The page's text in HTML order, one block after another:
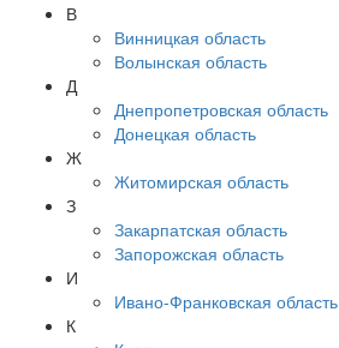
В
Винницкая область
Волынская область
Д
Днепропетровская область
Донецкая область
Ж
Житомирская область
З
Закарпатская область
Запорожская область
И
Ивано-Франковская область
К